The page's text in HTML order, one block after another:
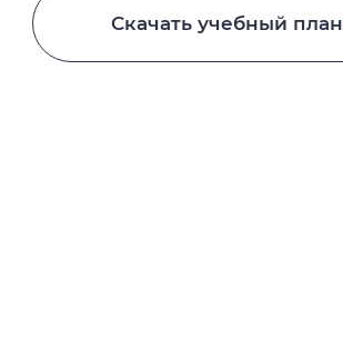
Скачать учебный план